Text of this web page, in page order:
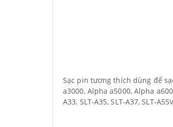
Sạc pin tương thích dùng để
a3000, Alpha a5000, Alpha
A33, SLT‐A35, SLT‐A37, SLT‐